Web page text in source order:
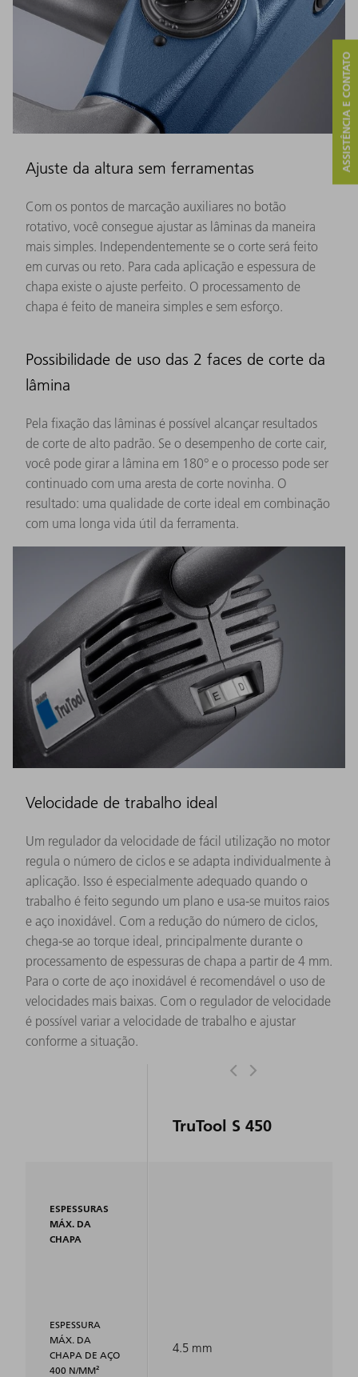
Ajuste da altura sem ferramentas
Com os pontos de marcação auxiliares no botão
rotativo, você consegue ajustar as lâminas da maneira
mais simples. Independentemente se o corte será feito
em curvas ou reto. Para cada aplicação e espessura de
chapa existe o ajuste perfeito. O processamento de
chapa é feito de maneira simples e sem esforço.
Possibilidade de uso das 2 faces de corte da
lâmina
Pela fixação das lâminas é possível alcançar resultados
de corte de alto padrão. Se o desempenho de corte cair,
você pode girar a lâmina em 180° e o processo pode ser
continuado com uma aresta de corte novinha. O
resultado: uma qualidade de corte ideal em combinação
com uma longa vida útil da ferramenta.
Velocidade de trabalho ideal
Um regulador da velocidade de fácil utilização no motor
regula o número de ciclos e se adapta individualmente à
aplicação. Isso é especialmente adequado quando o
trabalho é feito segundo um plano e usa-se muitos raios
e aço inoxidável. Com a redução do número de ciclos,
chega-se ao torque ideal, principalmente durante o
processamento de espessuras de chapa a partir de 4 mm.
Para o corte de aço inoxidável é recomendável o uso de
velocidades mais baixas. Com o regulador de velocidade
é possível variar a velocidade de trabalho e ajustar
conforme a situação.
ESPESSURAS
MÁX. DA
CHAPA
ESPESSURA
MÁX. DA
CHAPA DE AÇO
400 N/MM²
TruTool S 450
4.5 mm
ASSISTÊNCIA E CONTATO